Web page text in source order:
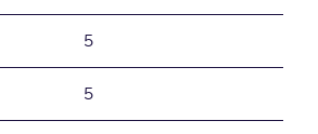
5
5